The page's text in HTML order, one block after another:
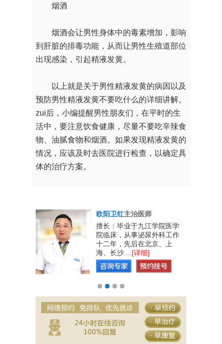
烟酒
烟酒会让男性身体中的毒素增加，影响
到肝脏的排毒功能，从而让男性生殖道部位
出现感染，引起精液发黄。
以上就是关于男性精液发黄的病因以及
预防男性精液发黄不要吃什么的详细讲解。
zui后，小编提醒男性朋友们，在平时的生
活中，要注意饮食健康，尽量不要吃辛辣食
物、油腻食物和烟酒。如果发现精液发黄的
情况，应该及时去医院进行检查，以确定具
体的治疗方案。
欧阳卫红主治医师
擅长：毕业于九江学院医学
院临床，从事泌尿外科工作
十二年，先后在北京、上
海、长沙....[详细]